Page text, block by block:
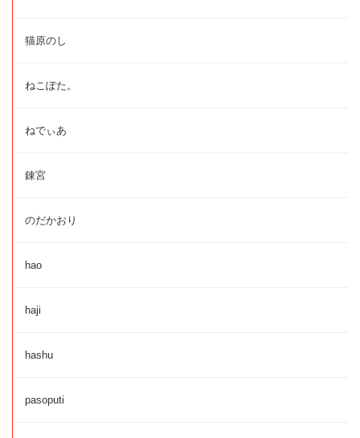
猫原のし
ねこぽた。
ねでぃあ
錬宮
のだかおり
hao
haji
hashu
pasoputi